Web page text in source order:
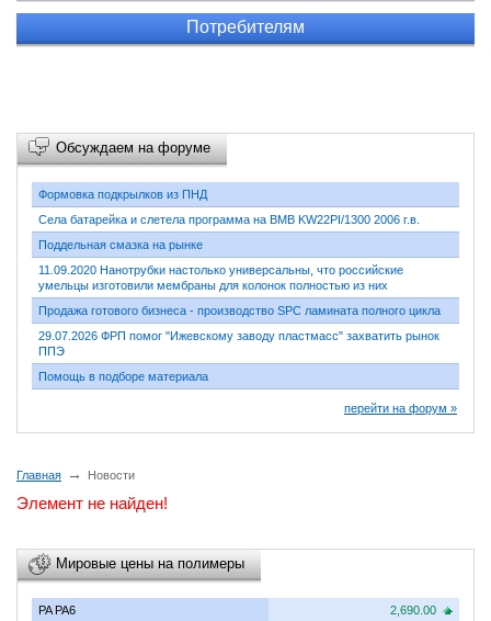
Потребителям
Обсуждаем на форуме
Формовка подкрылков из ПНД
Села батарейка и слетела программа на BMB KW22PI/1300 2006 г.в.
Поддельная смазка на рынке
11.09.2020 Нанотрубки настолько универсальны, что российские
умельцы изготовили мембраны для колонок полностью из них
Продажа готового бизнеса - производство SPC ламината полного цикла
29.07.2026 ФРП помог "Ижевскому заводу пластмасс" захватить рынок
ППЭ
Помощь в подборе материала
перейти на форум »
Главная → Новости
Элемент не найден!
Мировые цены на полимеры
PA PA6
2,690.00